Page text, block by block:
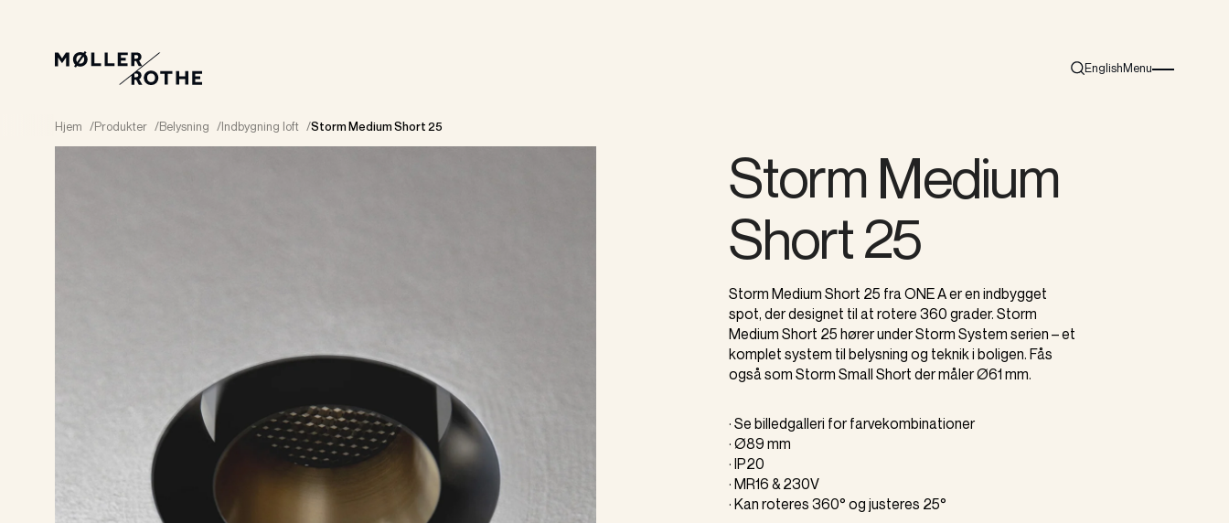
Search
EnglishMenu
Burger menu
Hjem /Produkter /Belysning /Indbygning loft /Storm Medium Short 25
Storm Medium
Short 25
Storm Medium Short 25 fra ONE A er en indbygget
spot, der designet til at rotere 360 grader. Storm
Medium Short 25 hører under Storm System serien – et
komplet system til belysning og teknik i boligen. Fås
også som Storm Small Short der måler Ø61 mm.
· Se billedgalleri for farvekombinationer
· Ø89 mm
· IP20
· MR16 & 230V
· Kan roteres 360° og justeres 25°